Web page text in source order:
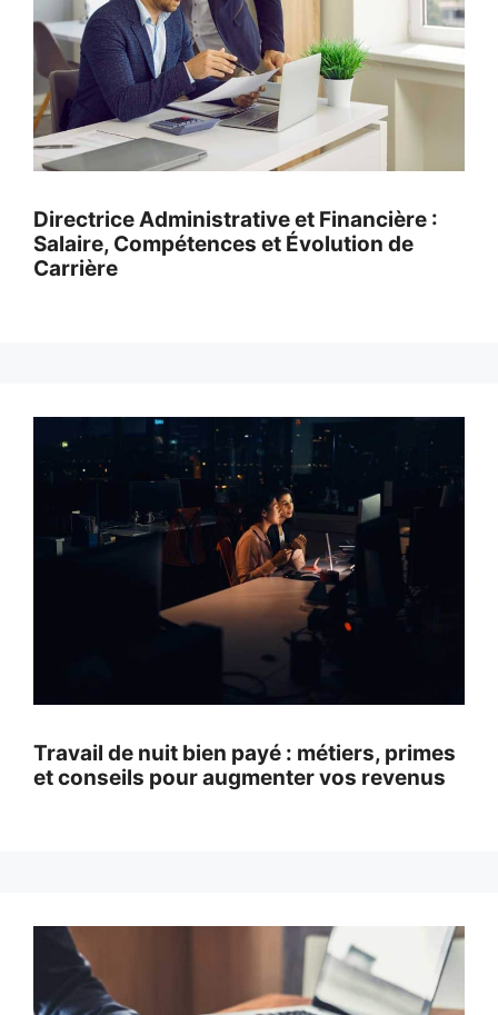
Directrice Administrative et Financière :
Salaire, Compétences et Évolution de
Carrière
Travail de nuit bien payé : métiers, primes
et conseils pour augmenter vos revenus